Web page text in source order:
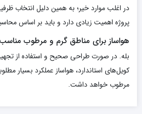
در اغلب موارد خیر؛ به همین دلیل انتخاب
پروژه اهمیت زیادی دارد و باید بر اساس
هواساز برای مناطق گرم و مرطوب
بله. در صورت طراحی صحیح و استفاده از
کویل‌های استاندارد، هواساز عملکرد بسیار
مرطوب خواهد داشت.